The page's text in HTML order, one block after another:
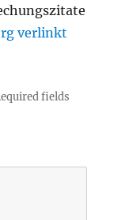
verlinkt
fields